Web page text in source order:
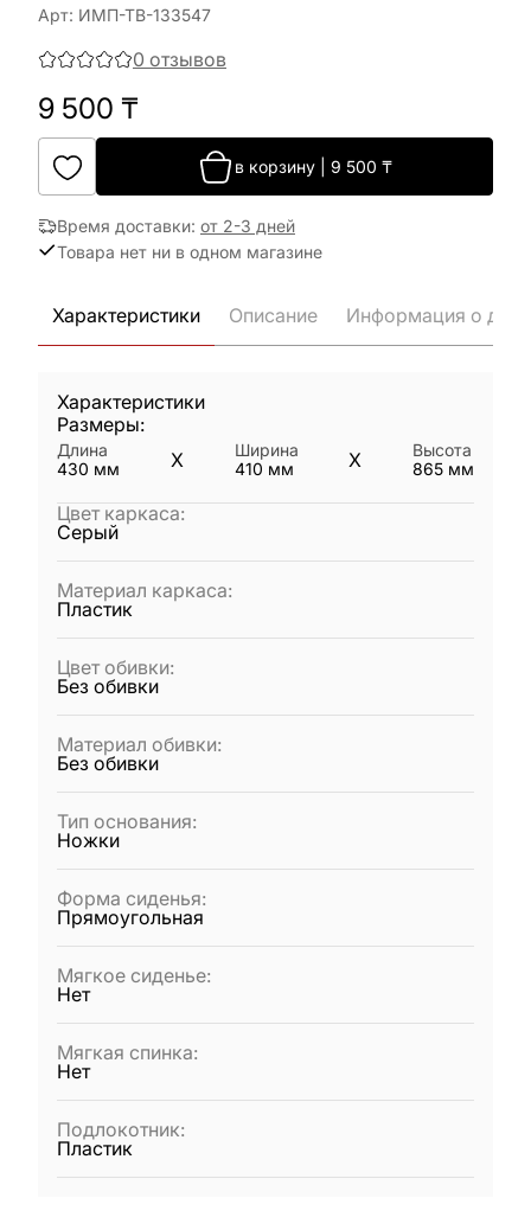
Арт: ИМП-ТВ-133547
0 отзывов
9 500 ₸
в корзину 9 500 ₸
Время доставки: от 2-3 дней
Товара нет ни в одном магазине
Характеристики Описание Информация о
Характеристики
Размеры:
Длина
430 мм X
Ширина
410 мм X
Высота
865 мм
Цвет каркаса:
Серый
Материал каркаса:
Пластик
Цвет обивки:
Без обивки
Материал обивки:
Без обивки
Тип основания:
Ножки
Форма сиденья:
Прямоугольная
Мягкое сиденье:
Нет
Мягкая спинка:
Нет
Подлокотник:
Пластик